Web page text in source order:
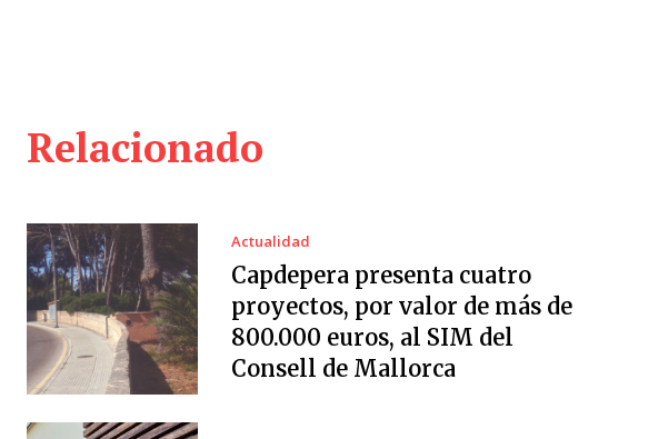
Relacionado
Actualidad
Capdepera presenta cuatro
proyectos, por valor de más de
800.000 euros, al SIM del
Consell de Mallorca